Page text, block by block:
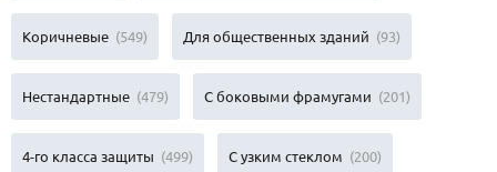
Коричневые (549) Для общественных зданий (93)
Нестандартные (479) С боковыми фрамугами (201)
4-го класса защиты (499) С узким стеклом (200)